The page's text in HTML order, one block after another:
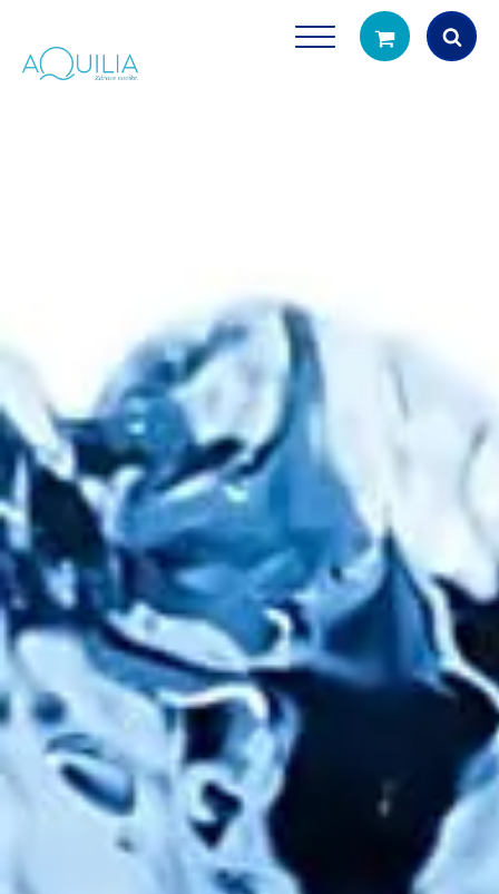
Tuš glave
filtriranje vode za tuširanje
Vrčevi za
Potpuno prijenosno
čistu vodu za